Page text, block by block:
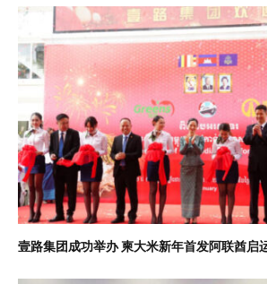
壹路集团成功举办 柬大米新年首发阿联酋启